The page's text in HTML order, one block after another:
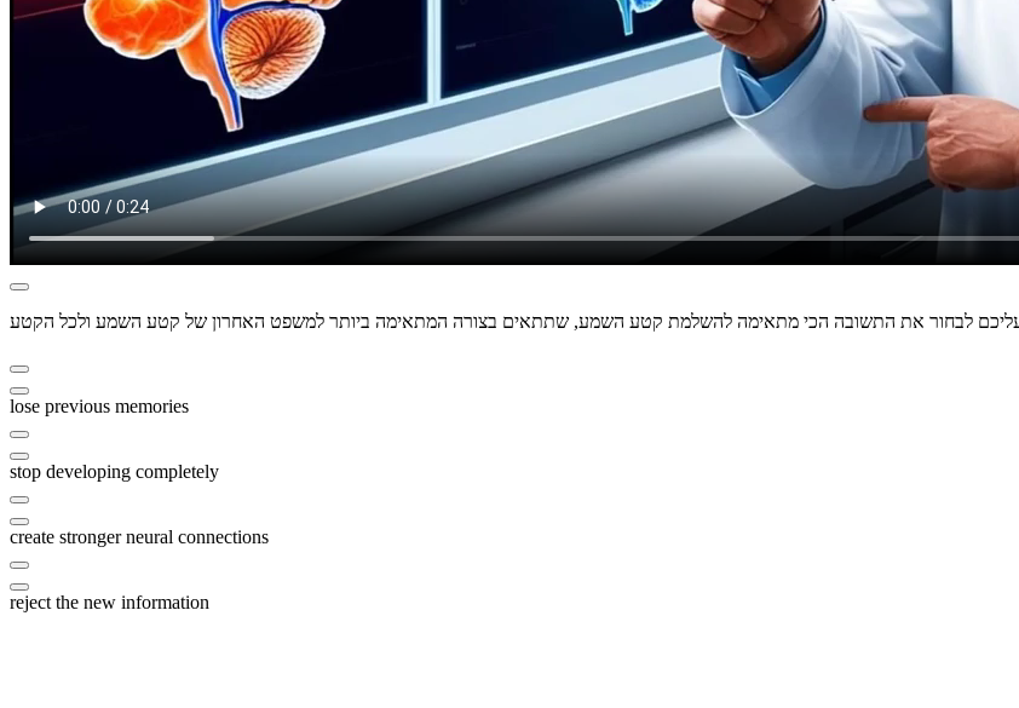
lose previous memories
stop developing completely
create stronger neural connections
reject the new information